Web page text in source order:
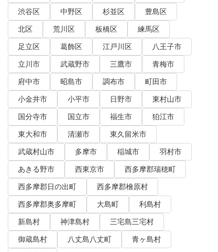
渋谷区
中野区 杉並区
豊島区
北区
荒川区 板橋区
練馬区
足立区
葛飾区 江戸川区
八王子市
立川市
武蔵野市 三鷹市
青梅市
府中市
昭島市 調布市
町田市
小金井市
小平市 日野市
東村山市
国分寺市
国立市 福生市
狛江市
東大和市
清瀬市
東久留米市
武蔵村山市
多摩市 稲城市
羽村市
あきる野市
西東京市
西多摩郡瑞穂町
西多摩郡日の出町
西多摩郡檜原村
西多摩郡奥多摩町
大島町
利島村
新島村
神津島村
三宅島三宅村
御蔵島村
八丈島八丈町
青ヶ島村